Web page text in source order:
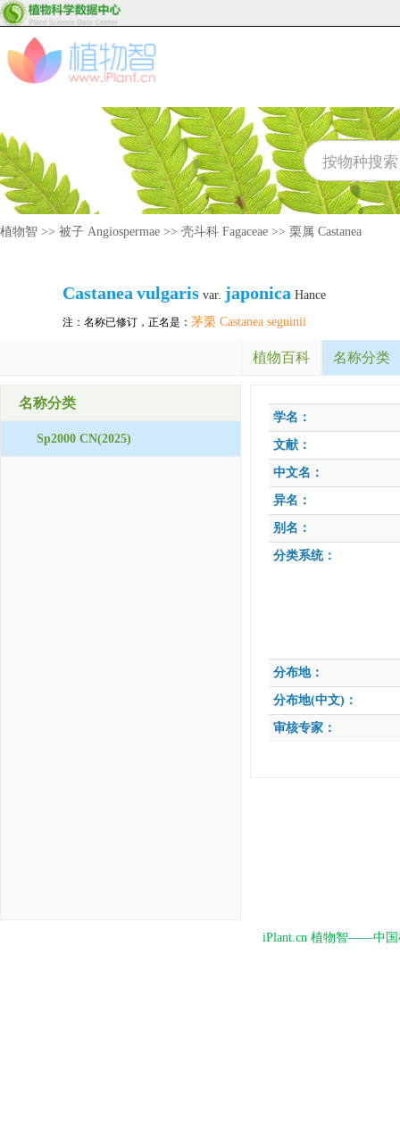
植物智 >> 被子 Angiospermae >> 壳斗科 Fagaceae >> 栗属 Castanea
Castanea vulgaris var. japonica Hance
注：名称已修订，正名是： 茅栗 Castanea seguinii
植物百科 名称分类
名称分类
Sp2000 CN(2025)
学名：
文献：
中文名：
异名：
别名：
分类系统：
分布地：
分布地(中文)：
审核专家：
iPlant.cn 植物智——中国